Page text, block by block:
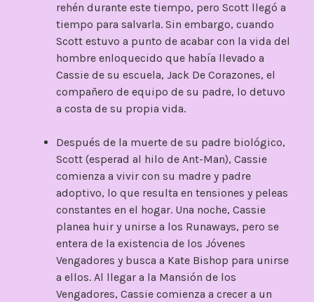
rehén durante este tiempo, pero Scott llegó a
tiempo para salvarla. Sin embargo, cuando
Scott estuvo a punto de acabar con la vida del
hombre enloquecido que había llevado a
Cassie de su escuela, Jack De Corazones, el
compañero de equipo de su padre, lo detuvo
a costa de su propia vida.
Después de la muerte de su padre biológico,
Scott (esperad al hilo de Ant-Man), Cassie
comienza a vivir con su madre y padre
adoptivo, lo que resulta en tensiones y peleas
constantes en el hogar. Una noche, Cassie
planea huir y unirse a los Runaways, pero se
entera de la existencia de los Jóvenes
Vengadores y busca a Kate Bishop para unirse
a ellos. Al llegar a la Mansión de los
Vengadores, Cassie comienza a crecer a un